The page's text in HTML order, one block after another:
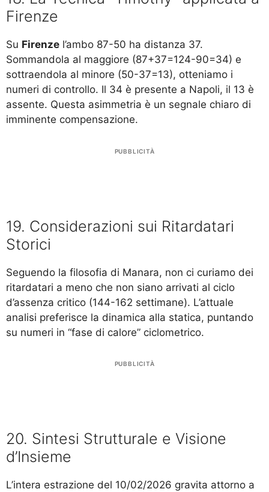
Firenze
Su Firenze l’ambo 87-50 ha distanza 37.
Sommandola al maggiore (87+37=124-90=34) e
sottraendola al minore (50-37=13), otteniamo i
numeri di controllo. Il 34 è presente a Napoli, il 13 è
assente. Questa asimmetria è un segnale chiaro di
imminente compensazione.
PUBBLICITÀ
19. Considerazioni sui Ritardatari
Storici
Seguendo la filosofia di Manara, non ci curiamo dei
ritardatari a meno che non siano arrivati al ciclo
d’assenza critico (144-162 settimane). L’attuale
analisi preferisce la dinamica alla statica, puntando
su numeri in “fase di calore” ciclometrico.
PUBBLICITÀ
20. Sintesi Strutturale e Visione
d’Insieme
L’intera estrazione del 10/02/2026 gravita attorno a